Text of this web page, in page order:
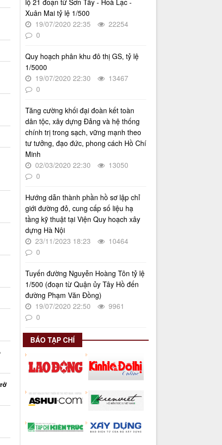
của Viện Quy hoạch xây dựng Hà
Nội giai đoạn 2026 - 2030
Thời gian đăng: 16/07/2026
2512/QĐ-UBND
Quyết định số 2512/QĐ-UBND v/v
Phê duyệt Quy hoạch tổng thể Thủ
đô Hà Nội tầm nhìn 100 năm
lượt xem: 1217 | lượt tải:728
4386/QĐ-UBND
Quyết định số 4386/QĐ-UBND v/v
Ban hành Kế hoạch thông tin,
tuyên truyền về cải cách hành
chính nhà nước thành phố Hà Nội
năm 2025
lượt xem: 566 | lượt tải:266
55-KH/ĐU
Kế hoạch Triển khai Phong trào
"Bình dân học vụ số"
Thời gian đăng: 03/06/2025
lượt xem: 620 | lượt tải:268
Số 27/UBND-ĐT
Triển khai thực hiện Nghị quyết số
34/2024/NQ-HĐND ngày
19/11/2024 của Hội đồng nhân dân
Thành phố.
lượt xem: 944 | lượt tải:402
Xuân Mai tỷ lệ 1/500
19/07/2020 22:35
22254
0
Quy hoạch phân khu đô thị GS, tỷ lệ
1/5000
19/07/2020 22:30
13467
0
Tăng cường khối đại đoàn kết toàn
dân tộc, xây dựng Đảng và hệ thống
chính trị trong sạch, vững mạnh theo
tư tưởng, đạo đức, phong cách Hồ Chí
Minh
02/03/2020 22:30
13050
0
Hướng dẫn thành phần hồ sơ lập chỉ
giới đường đỏ, cung cấp số liệu hạ
tầng kỹ thuật tại Viện Quy hoạch xây
dựng Hà Nội
23/11/2023 18:23
10464
0
Tuyến đường Nguyễn Hoàng Tôn tỷ lệ
1/500 (đoạn từ Quận ủy Tây Hồ đến
đường Phạm Văn Đồng)
19/07/2020 22:50
9961
0
BÁO TẠP CHÍ